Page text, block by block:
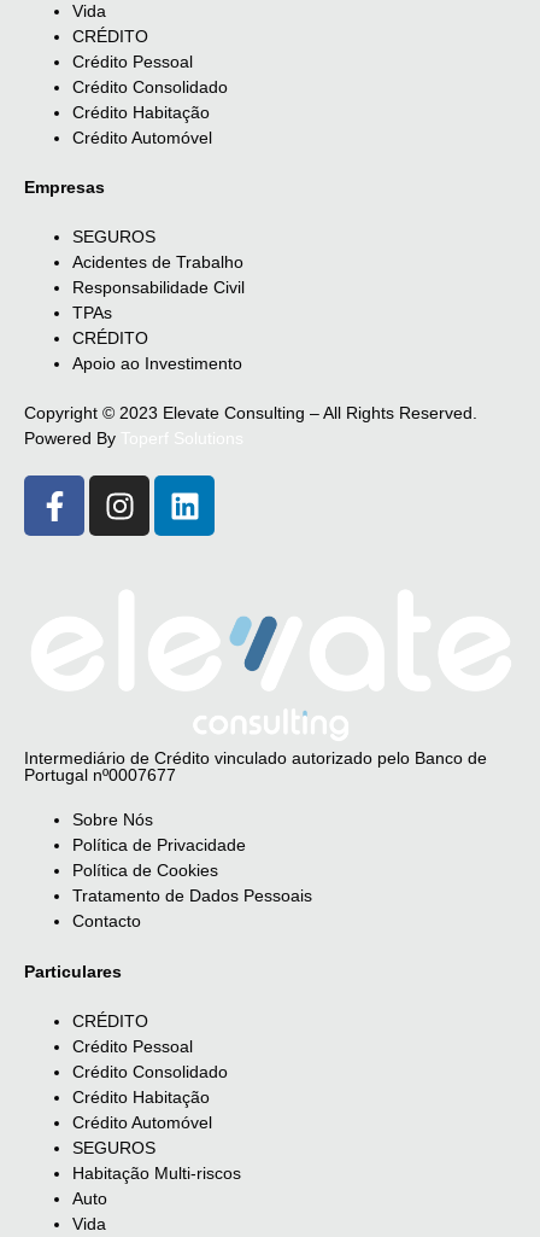
Vida
CRÉDITO
Crédito Pessoal
Crédito Consolidado
Crédito Habitação
Crédito Automóvel
Empresas
SEGUROS
Acidentes de Trabalho
Responsabilidade Civil
TPAs
CRÉDITO
Apoio ao Investimento
Copyright © 2023 Elevate Consulting – All Rights Reserved.
Powered By
Intermediário de Crédito vinculado autorizado pelo Banco de
Portugal nº0007677
Sobre Nós
Política de Privacidade
Política de Cookies
Tratamento de Dados Pessoais
Contacto
Particulares
CRÉDITO
Crédito Pessoal
Crédito Consolidado
Crédito Habitação
Crédito Automóvel
SEGUROS
Habitação Multi-riscos
Auto
Vida